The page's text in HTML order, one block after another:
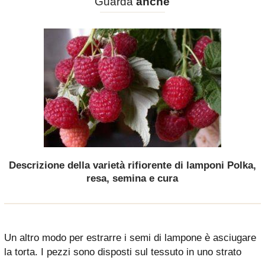
Descrizione della varietà rifiorente di lamponi Polka,
resa, semina e cura
Un altro modo per estrarre i semi di lampone è asciugare
la torta. I pezzi sono disposti sul tessuto in uno strato